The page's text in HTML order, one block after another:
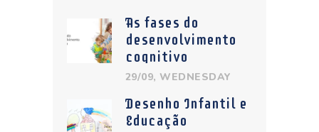
As fases do
desenvolvimento
cognitivo
29/09, WEDNESDAY
Desenho Infantil e
Educação